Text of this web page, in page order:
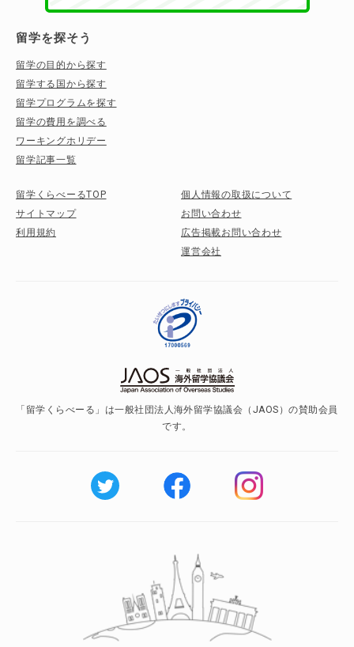
留学を探そう
留学の目的から探す
留学する国から探す
留学プログラムを探す
留学の費用を調べる
ワーキングホリデー
留学記事一覧
留学くらべーるTOP
サイトマップ
利用規約
個人情報の取扱について
お問い合わせ
広告掲載お問い合わせ
運営会社
「留学くらべーる」は一般社団法人海外留学協議会（JAOS）の賛助会員
です。